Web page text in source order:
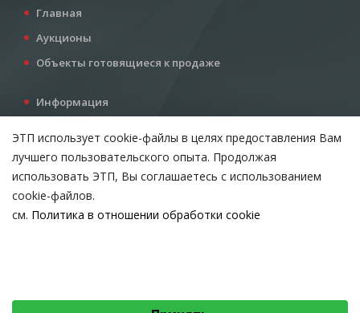
Главная
Аукционы
Объекты готовящиеся к продаже
Информация
Контакты
Возникли вопросы?
ЭТП использует cookie-файлы в целях предоставления Вам
лучшего пользовательского опыта. Продолжая
использовать ЭТП, Вы соглашаетесь с использованием
cookie-файлов.
см. Политика в отношении обработки cookie